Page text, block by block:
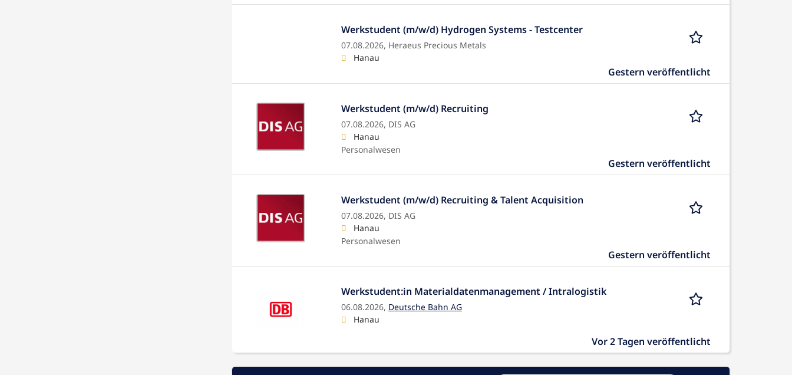
Werkstudent (m/w/d) Hydrogen Systems - Testcenter
07.08.2026, Heraeus Precious Metals
Hanau
Gestern veröffentlicht
Werkstudent (m/w/d) Recruiting
07.08.2026, DIS AG
Hanau
Personalwesen
Gestern veröffentlicht
Werkstudent (m/w/d) Recruiting & Talent Acquisition
07.08.2026, DIS AG
Hanau
Personalwesen
Gestern veröffentlicht
Werkstudent:in Materialdatenmanagement / Intralogistik
06.08.2026, Deutsche Bahn AG
Hanau
Vor 2 Tagen veröffentlicht